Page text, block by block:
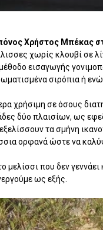
Χρήστος Μπέκας
χωρίς κλουβί σε
εισαγωγής
σιρόπια ή
χρήσιμη σε όσους
δύο πλαισίων, ως
τα σμήνη
ορφανά ώστε να
μελίσσι που δεν
ως εξής.